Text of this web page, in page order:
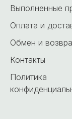
Выполненные
Оплата и
Обмен и
Контакты
Политика